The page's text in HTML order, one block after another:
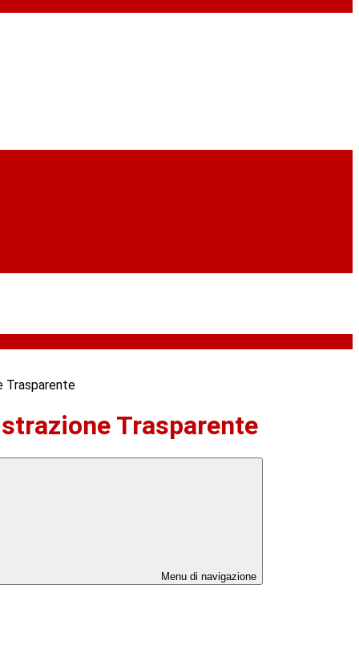
Trasparente
Trasparente
Menu di navigazione